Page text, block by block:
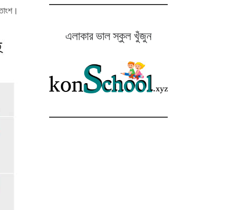
এলাকার ভাল স্কুল খুঁজুন